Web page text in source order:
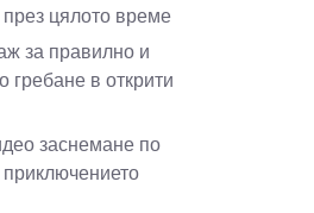
през цялото време
за правилно и
гребане в открити
заснемане по